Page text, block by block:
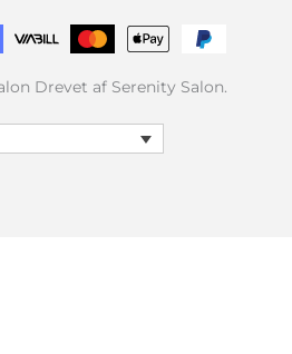
Drevet af Serenity Salon.